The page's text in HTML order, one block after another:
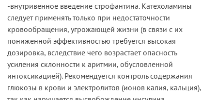
-внутривенное введение строфантина. Катехоламины
следует применять только при недостаточности
кровообращения, угрожающей жизни (в связи с их
пониженной эффективностью требуется высокая
дозировка, вследствие чего возрастает опасность
усиления склонности к аритмии, обусловленной
интоксикацией). Рекомендуется контроль содержания
глюкозы в крови и электролитов (ионов калия, кальция),